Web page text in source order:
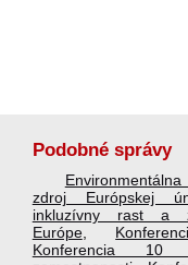
Podobné správy
zdroj Európskej
inkluzívny rast a
Európe,
Konferencia 10